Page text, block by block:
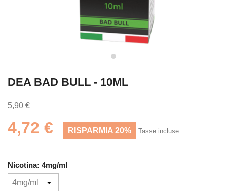
DEA BAD BULL - 10ML
5,90 €
4,72 € RISPARMIA 20% Tasse incluse
Nicotina: 4mg/ml